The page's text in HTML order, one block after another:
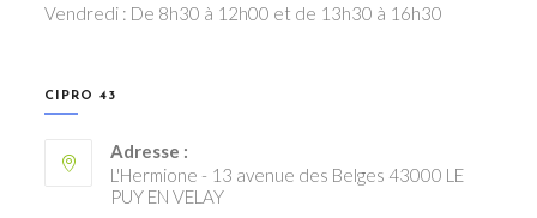
Vendredi : De 8h30 à 12h00 et de 13h30 à 16h30
CIPRO 43
Adresse :
L'Hermione - 13 avenue des Belges 43000 LE
PUY EN VELAY